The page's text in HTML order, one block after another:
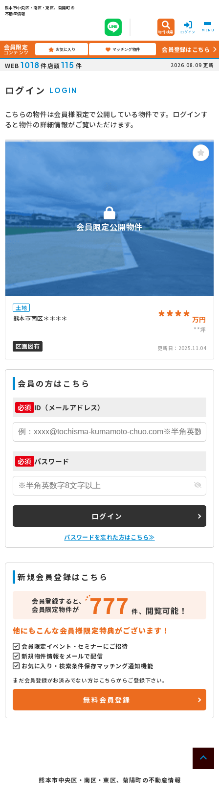
熊本市中央区・南区・東区、菊陽町の
不動産情報
物件検索 ログイン MENU
会員限定
コンテンツ お気に入り マッチング物件
会員登録はこちら
WEB 1018 件店頭115 件 2026.08.09 更新
ログイン LOGIN
こちらの物件は会員様限定で公開している物件です。ログインす
ると物件の詳細情報がご覧いただけます。
会員限定公開物件
土地
熊本市南区＊＊＊＊ **** 万円
**坪
区画図有
更新日： 2025.11.04
会員の方はこちら
必須 ID（メールアドレス）
必須 パスワード
ログイン
パスワードを忘れた方はこちら≫
新規会員登録はこちら
会員登録すると、
会員限定物件が
777 件、 閲覧可能！
他にもこんな会員様限定特典がございます！
会員限定イベント・セミナーにご招待
新規物件情報をメールで配信
お気に入り・検索条件保存マッチング通知機能
まだ会員登録がお済みでない方はこちらからご登録下さい。
無料会員登録
熊本市中央区・南区・東区、菊陽町の不動産情報